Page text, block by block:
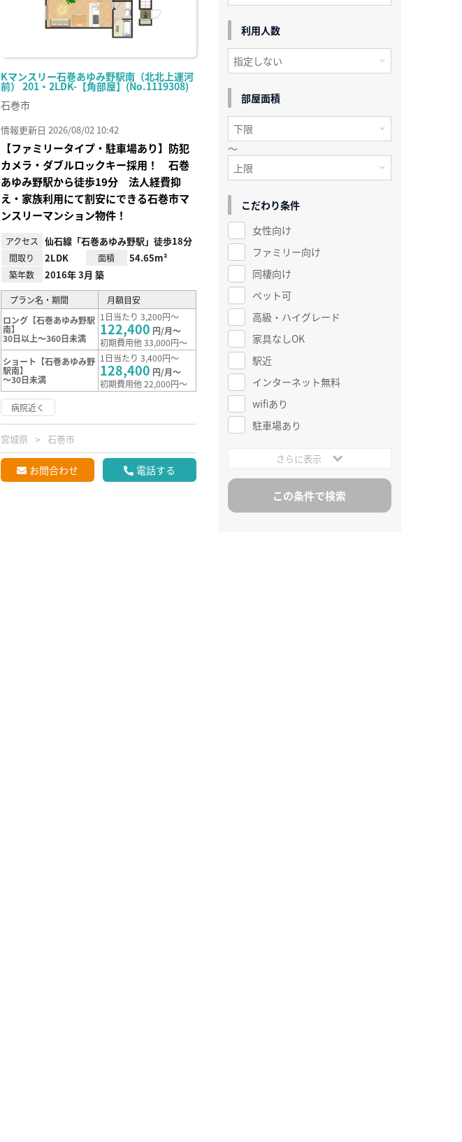
Kマンスリー石巻あゆみ野駅南（北北上運河
前） 201・2LDK-【角部屋】(No.1119308)
石巻市
情報更新日 2026/08/02 10:42
【ファミリータイプ・駐車場あり】防犯
カメラ・ダブルロックキー採用！ 石巻
あゆみ野駅から徒歩19分 法人経費抑
え・家族利用にて割安にできる石巻市マ
ンスリーマンション物件！
アクセス 仙石線「石巻あゆみ野駅」徒歩18分
間取り 2LDK 面積 54.65m²
築年数 2016年 3月 築
プラン名・期間
月額目安
ロング【石巻あゆみ野駅
南】
30日以上～360日未満
1日当たり 3,200円～
122,400 円/月～
初期費用他 33,000円～
ショート【石巻あゆみ野
駅南】
～30日未満
1日当たり 3,400円～
128,400 円/月～
初期費用他 22,000円～
病院近く
宮城県 石巻市
お問合わせ 電話する
利用人数
部屋面積
～
こだわり条件
女性向け
ファミリー向け
同棲向け
ペット可
高級・ハイグレード
家具なしOK
駅近
インターネット無料
wifiあり
駐車場あり
さらに表示